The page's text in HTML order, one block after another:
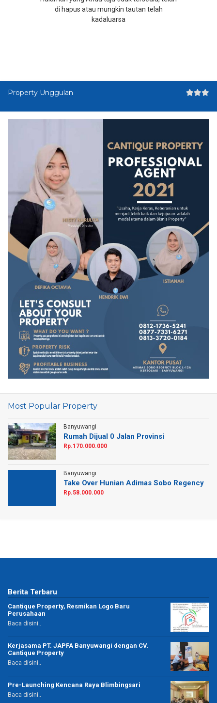
di hapus atau mungkin tautan telah
kadaluarsa
Property Unggulan
Most Popular Property
Banyuwangi
Rumah Dijual 0 Jalan Provinsi
Rp.170.000.000
Banyuwangi
Take Over Hunian Adimas Sobo Regency
Rp.58.000.000
Berita Terbaru
Cantique Property, Resmikan Logo Baru
Perusahaan
Baca disini..
Kerjasama PT. JAPFA Banyuwangi dengan CV.
Cantique Property
Baca disini..
Pre-Launching Kencana Raya Blimbingsari
Baca disini..